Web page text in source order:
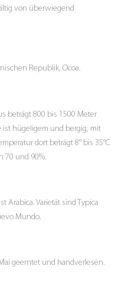
von überwiegend
Republik, Ocoa.
beträgt 800 bis 1500 Meter
ist hügeligem und bergig, mit
dort beträgt 8° bis 35°C
70 und 90%.
Arabica. Varietät sind Typica
Mundo.
geerntet und handverlesen.